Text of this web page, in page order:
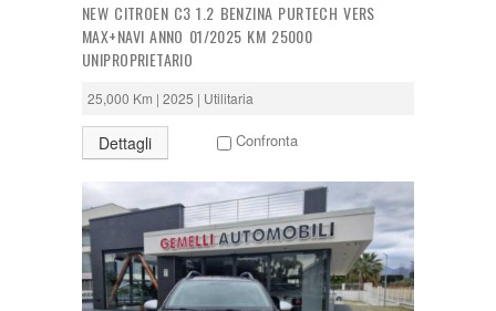
NEW CITROEN C3 1.2 BENZINA PURTECH VERS
MAX+NAVI ANNO 01/2025 KM 25000
UNIPROPRIETARIO
25,000 Km | 2025 | Utilitaria
Dettagli Confronta